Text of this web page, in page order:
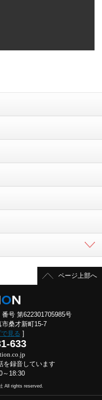
ページ上部へ
号 第622301705985号
桑才新町15-7
見る ]
633
を録音しています
～18:30
All rights reserved.